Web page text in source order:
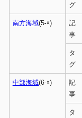
グ
南方海域(5-☓)
記
事
タ
グ
中部海域(6-☓)
記
事
タ